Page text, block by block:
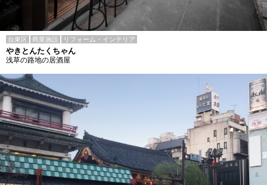
台東区 商業施設 リフォーム・インテリア
やきとんたくちゃん
浅草の路地の居酒屋